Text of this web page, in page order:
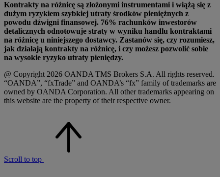
Kontrakty na różnicę są złożonymi instrumentami i wiążą się z
dużym ryzykiem szybkiej utraty środków pieniężnych z
powodu dźwigni finansowej. 76% rachunków inwestorów
detalicznych odnotowuje straty w wyniku handlu kontraktami
na różnicę u niniejszego dostawcy. Zastanów się, czy rozumiesz,
jak działają kontrakty na różnicę, i czy możesz pozwolić sobie
na wysokie ryzyko utraty pieniędzy.
@ Copyright 2026 OANDA TMS Brokers S.A. All rights reserved.
“OANDA”, “fxTrade” and OANDA’s “fx” family of trademarks are
owned by OANDA Corporation. All other trademarks appearing on
this website are the property of their respective owner.
Scroll to top